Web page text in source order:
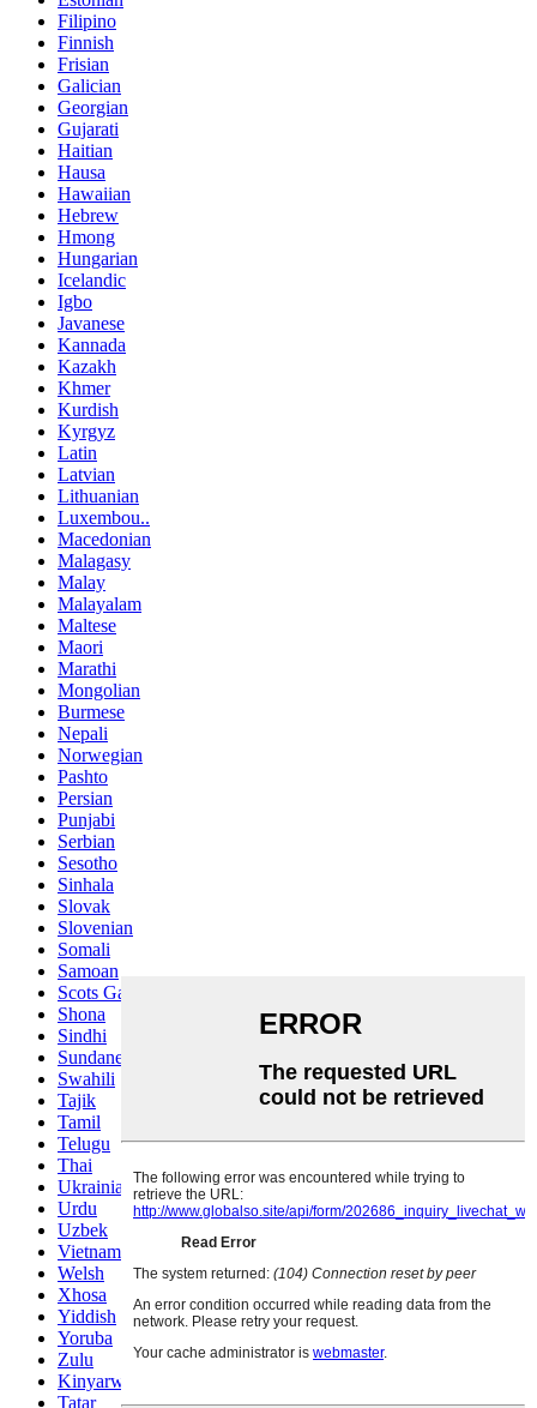
Filipino
Finnish
Frisian
Galician
Georgian
Gujarati
Haitian
Hausa
Hawaiian
Hebrew
Hmong
Hungarian
Icelandic
Igbo
Javanese
Kannada
Kazakh
Khmer
Kurdish
Kyrgyz
Latin
Latvian
Lithuanian
Luxembou..
Macedonian
Malagasy
Malay
Malayalam
Maltese
Maori
Marathi
Mongolian
Burmese
Nepali
Norwegian
Pashto
Persian
Punjabi
Serbian
Sesotho
Sinhala
Slovak
Slovenian
Somali
Samoan
Scots Gaelic
Shona
Sindhi
Sundanese
Swahili
Tajik
Tamil
Telugu
Thai
Ukrainian
Urdu
Uzbek
Vietnamese
Welsh
Xhosa
Yiddish
Yoruba
Zulu
Kinyarwanda
Tatar